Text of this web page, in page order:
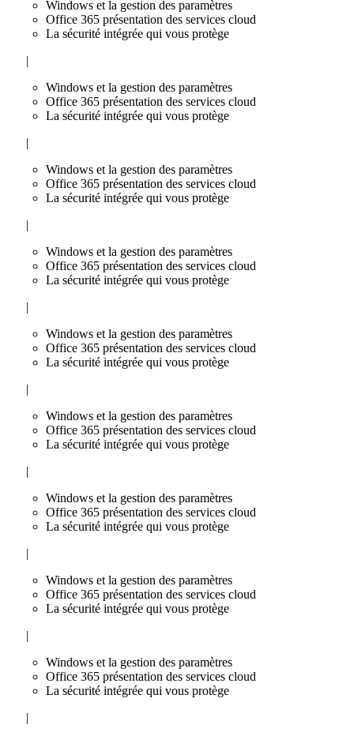
Windows et la gestion des paramètres
Office 365 présentation des services cloud
La sécurité intégrée qui vous protège
|
Windows et la gestion des paramètres
Office 365 présentation des services cloud
La sécurité intégrée qui vous protège
|
Windows et la gestion des paramètres
Office 365 présentation des services cloud
La sécurité intégrée qui vous protège
|
Windows et la gestion des paramètres
Office 365 présentation des services cloud
La sécurité intégrée qui vous protège
|
Windows et la gestion des paramètres
Office 365 présentation des services cloud
La sécurité intégrée qui vous protège
|
Windows et la gestion des paramètres
Office 365 présentation des services cloud
La sécurité intégrée qui vous protège
|
Windows et la gestion des paramètres
Office 365 présentation des services cloud
La sécurité intégrée qui vous protège
|
Windows et la gestion des paramètres
Office 365 présentation des services cloud
La sécurité intégrée qui vous protège
|
Windows et la gestion des paramètres
Office 365 présentation des services cloud
La sécurité intégrée qui vous protège
|